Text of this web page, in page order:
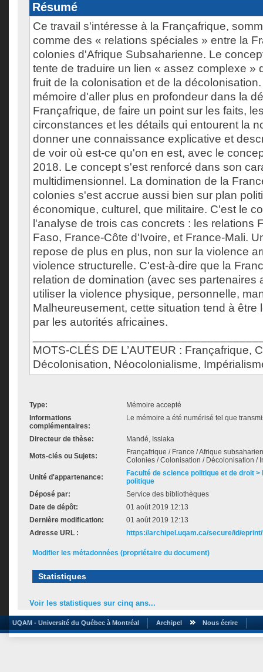
Résumé
Ce travail s'intéresse à la Françafrique,
comme des « relations spéciales » entre la
colonies d'Afrique Subsaharienne. Le
tente de traduire un lien « assez complexe »
fruit de la colonisation et de la
mémoire d'aller plus en profondeur dans la
Françafrique, de faire un point sur les faits,
circonstances et les détails qui entourent la
donner une connaissance explicative et
de voir où est-ce qu'on en est, avec le
2018. Le concept s'est renforcé dans son
multidimensionnel. La domination de la
colonies s'est accrue aussi bien sur plan
économique, culturel, que militaire. C'est le
l'analyse de trois cas concrets : les relations
Faso, France-Côte d'Ivoire, et France-Mali.
repose de plus en plus, non sur la violence
violence structurelle. C'est-à-dire que la
relation de domination (avec ses partenaires
utiliser la violence physique, personnelle,
Malheureusement, cette situation tend à être
par les autorités africaines.
MOTS-CLÉS DE L’AUTEUR : Françafrique,
Décolonisation, Néocolonialisme,
Type:
Mémoire accepté
Informations
complémentaires:
Le mémoire a été numérisé tel que
Directeur de thèse: Mandé, Issiaka
Mots-clés ou Sujets:
Françafrique / France / Afrique
Colonies / Colonisation / Décolonisation /
Unité d'appartenance:
Faculté de science politique et de droit
politique
Déposé par:
Service des bibliothèques
Date de dépôt:
01 août 2019 12:13
Dernière modification:
01 août 2019 12:13
Adresse URL :
https://archipel.uqam.ca/secure/id/
Modifier les métadonnées (propriétaire du document)
Statistiques
Voir les statistiques sur cinq ans...
UQAM - Université du Québec à Montréal Archipel Nous écrire